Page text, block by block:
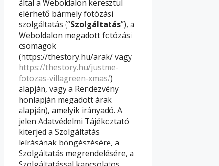
által a Weboldalon keresztül
elérhető bármely fotózási
szolgáltatás (“Szolgáltatás”), a
Weboldalon megadott fotózási
csomagok
(https://thestory.hu/arak/ vagy
https://thestory.hu/justme-
fotozas-villagreen-xmas/)
alapján, vagy a Rendezvény
honlapján megadott árak
alapján), amelyik irányadó. A
jelen Adatvédelmi Tájékoztató
kiterjed a Szolgáltatás
leírásának böngészésére, a
Szolgáltatás megrendelésére, a